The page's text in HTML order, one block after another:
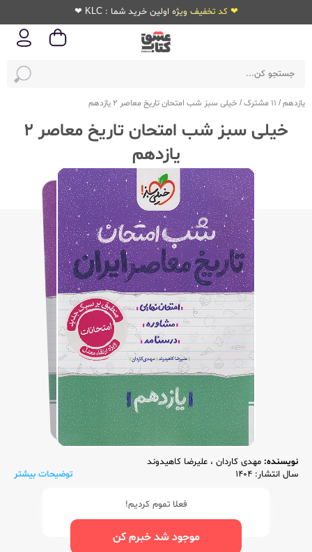
❤ کد تخفیف ویژه اولین خرید شما : KLC ❤
یازدهم/ 11 مشترک / خیلی سبز شب امتحان تاریخ معاصر 2 یازدهم
خیلی سبز شب امتحان تاریخ معاصر 2
یازدهم
نویسنده: مهدی کاردان ، علیرضا کاهیدوند
سال انتشار: 1404
توضیحات بیشتر
فعلا تموم کردیم!
موجود شد خبرم کن